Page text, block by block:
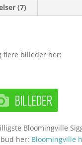
(7)
flere billeder her:
Bloomingville
her: Bloomingville